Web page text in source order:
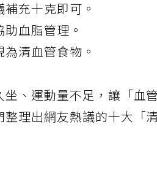
充十克即可。
血脂管理。
清血管食物。
、運動量不足，讓「血
理出網友熱議的十大「